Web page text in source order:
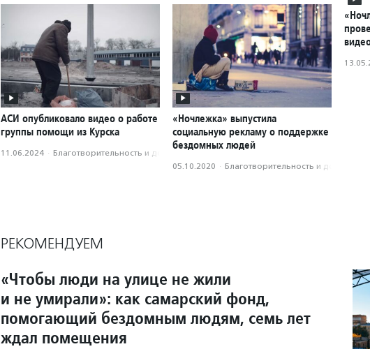
АСИ опубликовало видео о работе
группы помощи из Курска
11.06.2024 · Благотвори­тель­ность и доброволь­чест­во
«Ночлежка» выпустила
социальную рекламу о поддержке
бездомных людей
05.10.2020 · Благотвори­тель­ность и
РЕКОМЕНДУЕМ
«Чтобы люди на улице не жили
и не умирали»: как самарский фонд,
помогающий бездомным людям, семь лет
ждал помещения